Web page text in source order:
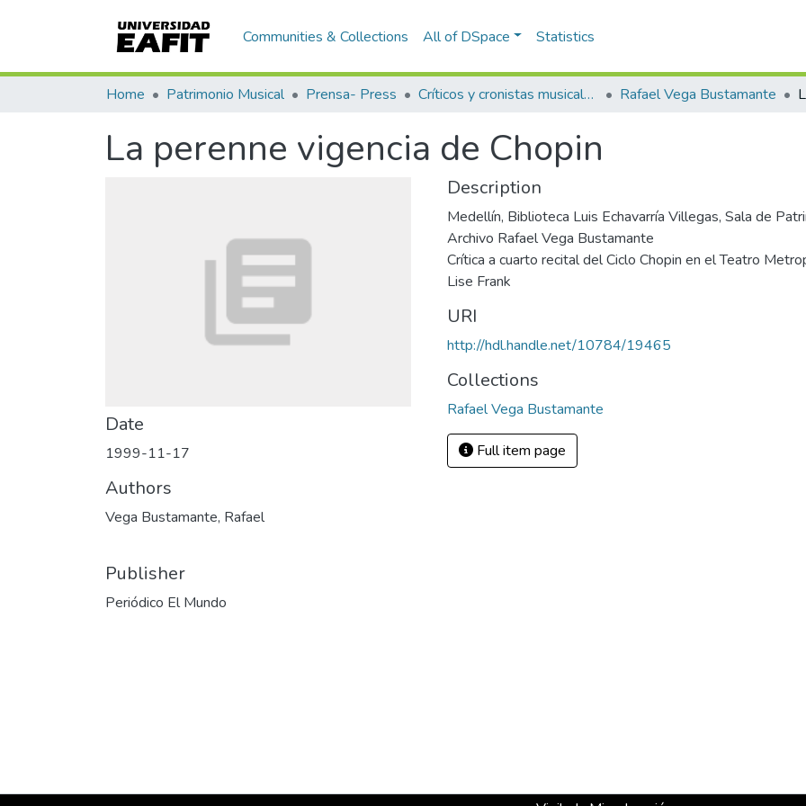
Communities & Collections All of DSpace Statistics
Home Patrimonio Musical Prensa- Press Críticos y cronistas musicales Rafael Vega Bustamante
La perenne vigencia de Chopin
Date
1999-11-17
Authors
Vega Bustamante, Rafael
Publisher
Periódico El Mundo
Description
Medellín, Biblioteca Luis Echavarría Villegas, Sala de
Archivo Rafael Vega Bustamante
Crítica a cuarto recital del Ciclo Chopin en el Teatro
Lise Frank
URI
http://hdl.handle.net/10784/19465
Collections
Rafael Vega Bustamante
Full item page